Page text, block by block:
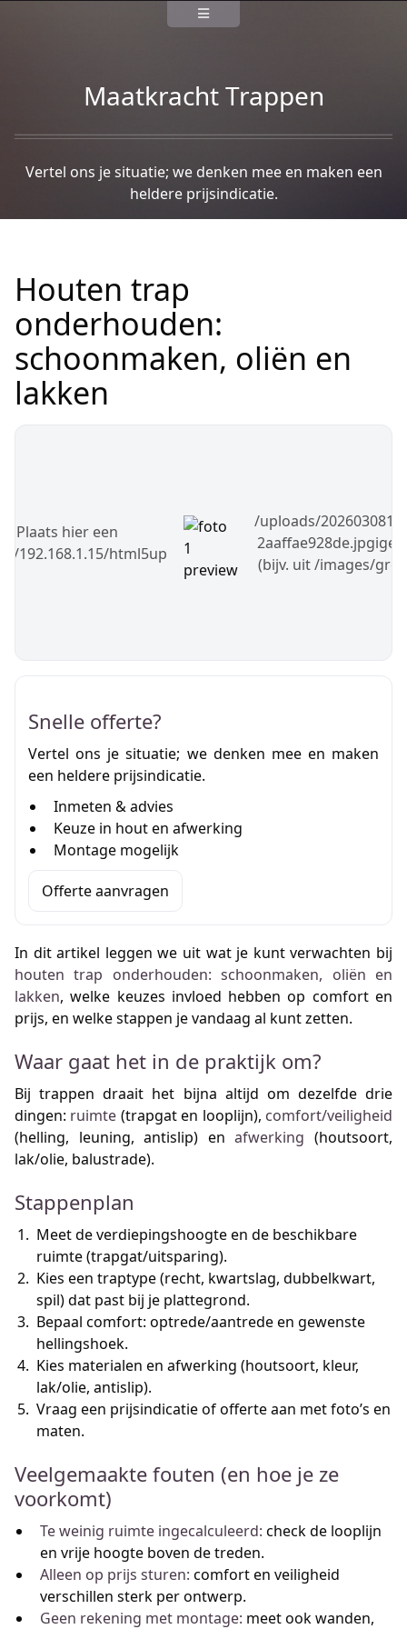
Maatkracht Trappen
Vertel ons je situatie; we denken mee en maken een
heldere prijsindicatie.
Houten trap
onderhouden:
schoonmaken, oliën en
lakken
Plaats hier een
192.168.1.15/html5up
/uploads/
(bijv. uit /images/
Snelle offerte?
Vertel ons je situatie; we denken mee en maken
een heldere prijsindicatie.
Inmeten & advies
Keuze in hout en afwerking
Montage mogelijk
Offerte aanvragen
In dit artikel leggen we uit wat je kunt verwachten bij
houten trap onderhouden: schoonmaken, oliën en
lakken, welke keuzes invloed hebben op comfort en
prijs, en welke stappen je vandaag al kunt zetten.
Waar gaat het in de praktijk om?
Bij trappen draait het bijna altijd om dezelfde drie
dingen: ruimte (trapgat en looplijn), comfort/veiligheid
(helling, leuning, antislip) enafwerking (houtsoort,
lak/olie, balustrade).
Stappenplan
Meet de verdiepingshoogte en de beschikbare
ruimte (trapgat/uitsparing).
Kies een traptype (recht, kwartslag, dubbelkwart,
spil) dat past bij je plattegrond.
Bepaal comfort: optrede/aantrede en gewenste
hellingshoek.
Kies materialen en afwerking (houtsoort, kleur,
lak/olie, antislip).
Vraag een prijsindicatie of offerte aan met foto’s en
maten.
Veelgemaakte fouten (en hoe je ze
voorkomt)
Te weinig ruimte ingecalculeerd: check de looplijn
en vrije hoogte boven de treden.
Alleen op prijs sturen: comfort en veiligheid
verschillen sterk per ontwerp.
Geen rekening met montage: meet ook wanden,